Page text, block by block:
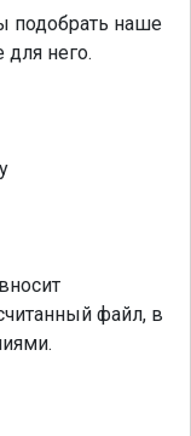
подобрать наше
него.
файл, в